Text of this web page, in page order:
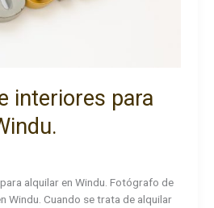
interiores para
alquilar en Windu. Fotógrafo de
Windu. Cuando se trata de alquilar